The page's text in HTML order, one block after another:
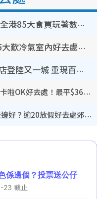
【8月生日優惠2026】全港85大食買玩著數攻略 自助餐/火鍋放題同行免費＋誠品/DONKI送現金券
香港室內好去處｜逾35大歎冷氣室內好去處推介 室內活動免費避雨無懼落雨
小熊維尼100週年快閃店登陸又一城 重現百畝森林經典場景／獨家限定盲盒登場／專屬DIY香水
唱K推介2026︱全港13大卡啦OK好去處！最平$36起 日文K都有！(附地址+收費詳情)
假日好去處｜2026放假去邊好？逾20放假好去處郊外/秘景 休閒半日或一日遊